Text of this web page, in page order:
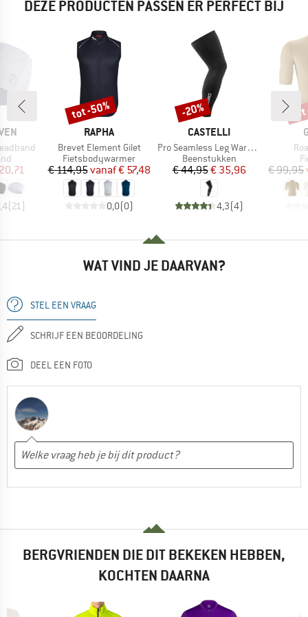
DEZE PRODUCTEN PASSEN ER PERFECT BIJ
prijs
(21 )
MERK
RAPHA
Artikel
Brevet Element Gilet
Productgroep
Fietsbodywarmer
Prijs
€ 114,95 Verlaagde prijs
vanaf€ 57,48
0,0(0)
Korting
tot -50%
MERK
CASTELLI
Artikel
Pro Seamless Leg Warmer
Productgroep
Beenstukken
Prijs
€ 44,95Verlaagde prijs
€ 35,96
4,3(4)
Korting
-20%
€ 99,95
WAT VIND JE DAARVAN?
STEL EEN VRAAG
SCHRIJF EEN BEOORDELING
DEEL EEN FOTO
BERGVRIENDEN DIE DIT BEKEKEN HEBBEN,
KOCHTEN DAARNA